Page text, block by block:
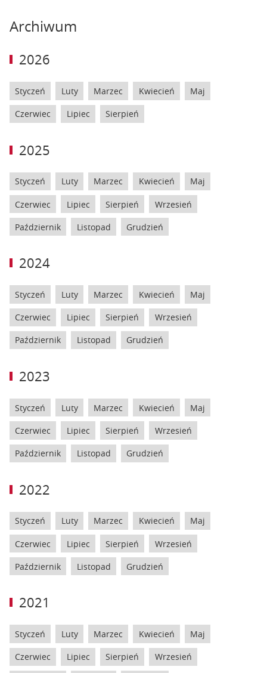
przeglądania internetu. A zatem ile minimum pamięci RAM
poniższego poradnika! Materiał powstał dzięki współpracy
reklamowej z Komputronik.pl.
Archiwum
2026
Styczeń Luty Marzec Kwiecień Maj
Czerwiec Lipiec Sierpień
2025
Styczeń Luty Marzec Kwiecień Maj
Czerwiec Lipiec Sierpień Wrzesień
Październik Listopad Grudzień
2024
Styczeń Luty Marzec Kwiecień Maj
Czerwiec Lipiec Sierpień Wrzesień
Październik Listopad Grudzień
2023
Styczeń Luty Marzec Kwiecień Maj
Czerwiec Lipiec Sierpień Wrzesień
Październik Listopad Grudzień
2022
Styczeń Luty Marzec Kwiecień Maj
Czerwiec Lipiec Sierpień Wrzesień
Październik Listopad Grudzień
2021
Styczeń Luty Marzec Kwiecień Maj
Czerwiec Lipiec Sierpień Wrzesień